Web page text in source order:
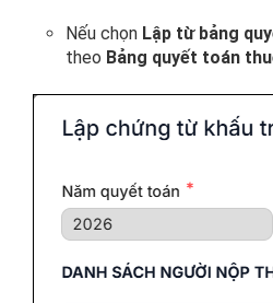
Nếu chọn Lập từ bảng
theo Bảng quyết toán